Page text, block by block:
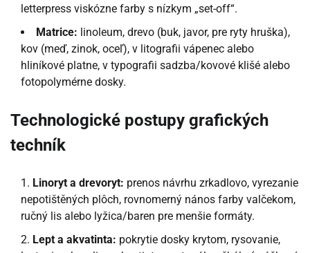
letterpress viskózne farby s nízkym „set-off“.
Matrice: linoleum, drevo (buk, javor, pre ryty hruška),
kov (meď, zinok, oceľ), v litografii vápenec alebo
hliníkové platne, v typografii sadzba/kovové klišé alebo
fotopolymérne dosky.
Technologické postupy grafických
techník
Linoryt a drevoryt: prenos návrhu zrkadlovo, vyrezanie
nepotištěných plôch, rovnomerný nános farby valčekom,
ručný lis alebo lyžica/baren pre menšie formáty.
Lept a akvatinta: pokrytie dosky krytom, rysovanie,